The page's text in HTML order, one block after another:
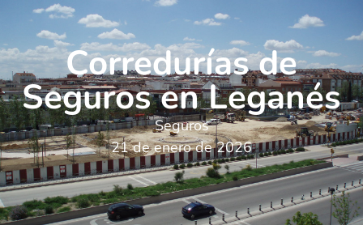
Corredurías de
Seguros en Leganés
Seguros
21 de enero de 2026